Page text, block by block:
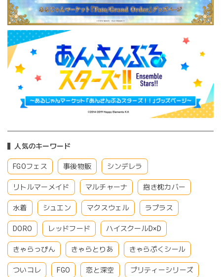
人気のキーワード
FGOフェス 事後物販 シンデレラ
リトルマーメイド マルチャーナ 抱き枕カバー
水着 シュエン マクスウェル ラプラス
DORO レッドフード ハイスクールD×D
きゃらっぴん きゃらとりあ きゃらぷくシール
ついコレ FGO 恋と深空 プリティーシリーズ